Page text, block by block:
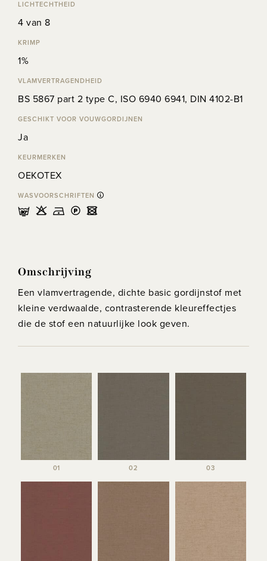
LICHTECHTHEID
4 van 8
KRIMP
1%
VLAMVERTRAGENDHEID
BS 5867 part 2 type C, ISO 6940 6941, DIN 4102-B1
GESCHIKT VOOR VOUWGORDIJNEN
Ja
KEURMERKEN
OEKOTEX
WASVOORSCHRIFTEN
mHDLU
Omschrijving
Een vlamvertragende, dichte basic gordijnstof met
kleine verdwaalde, contrasterende kleureffectjes
die de stof een natuurlijke look geven.
01 02 03